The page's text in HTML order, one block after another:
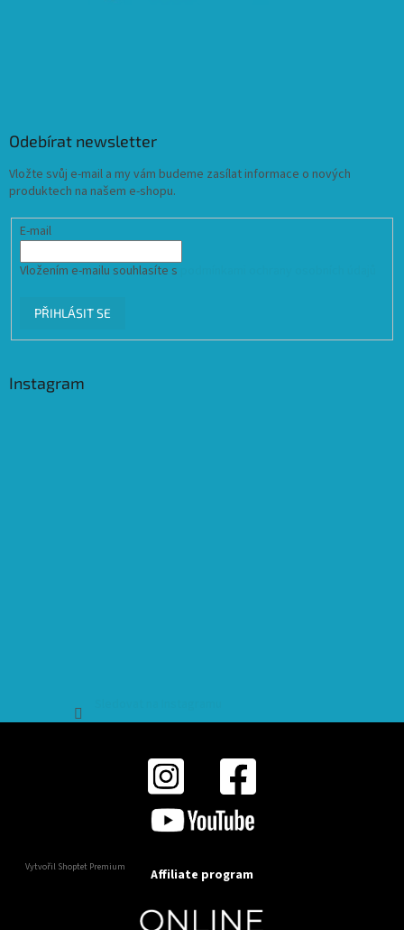
Odebírat newsletter
Vložte svůj e-mail a my vám budeme zasílat informace o nových
produktech na našem e-shopu.
E-mail
Vložením e-mailu souhlasíte s
PŘIHLÁSIT SE
Instagram
Vytvořil Shoptet Premium Affiliate program